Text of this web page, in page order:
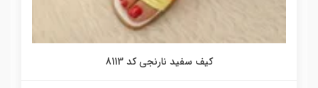
کیف سفید نارنجی کد 8113